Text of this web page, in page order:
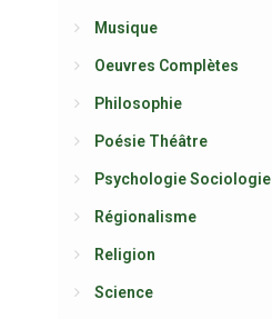
Musique
Oeuvres Complètes
Philosophie
Poésie Théâtre
Psychologie Sociologie
Régionalisme
Religion
Science